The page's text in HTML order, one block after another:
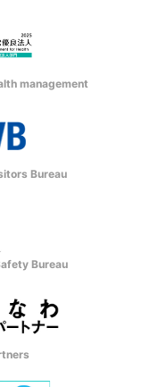
management
Bureau
Bureau